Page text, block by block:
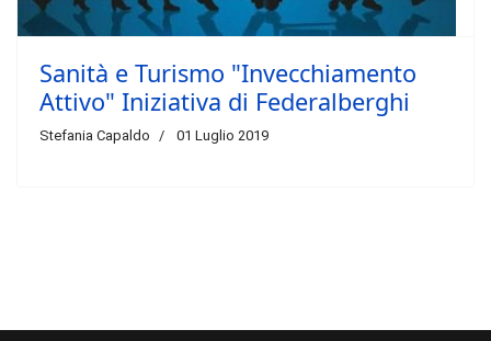
Sanità e Turismo "Invecchiamento
Attivo" Iniziativa di Federalberghi
Stefania Capaldo 01 Luglio 2019